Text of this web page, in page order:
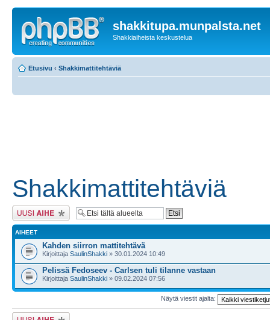
shakkitupa.munpalsta.net
Shakkiaiheista keskustelua
Etusivu ‹ Shakkimattitehtäviä
Shakkimattitehtäviä
Lähetä uusi viesti
AIHEET
Kahden siirron mattitehtävä
Kirjoittaja SaulinShakki » 30.01.2024 10:49
Pelissä Fedoseev - Carlsen tuli tilanne vastaan
Kirjoittaja SaulinShakki » 09.02.2024 07:56
Näytä viestit ajalta:
Lähetä uusi viesti